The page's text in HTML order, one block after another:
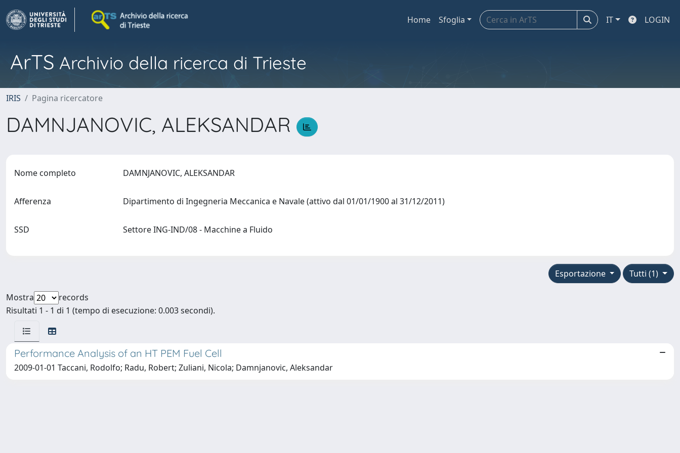
Home Sfoglia IT LOGIN
ArTS Archivio della ricerca di Trieste
IRIS Pagina ricercatore
DAMNJANOVIC, ALEKSANDAR
Nome completo DAMNJANOVIC, ALEKSANDAR
Afferenza Dipartimento di Ingegneria Meccanica e Navale (attivo dal 01/01/1900 al 31/12/2011)
SSD Settore ING-IND/08 - Macchine a Fluido
Tutti (1)
Esportazione
Mostra
records
Risultati 1 - 1 di 1 (tempo di esecuzione: 0.003 secondi).
Performance Analysis of an HT PEM Fuel Cell
2009-01-01 Taccani, Rodolfo; Radu, Robert; Zuliani, Nicola; Damnjanovic, Aleksandar